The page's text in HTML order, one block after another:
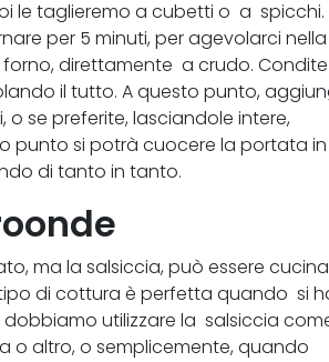
le taglieremo a cubetti o a spicchi.
per 5 minuti, per agevolarci
direttamente a crudo.
il tutto. A questo punto,
se preferite, lasciandole intere,
punto si potrà cuocere la portata
di tanto in tanto.
ma la salsiccia, può essere
di cottura è perfetta quando si
utilizzare la salsiccia
o altro, o semplicemente, quando